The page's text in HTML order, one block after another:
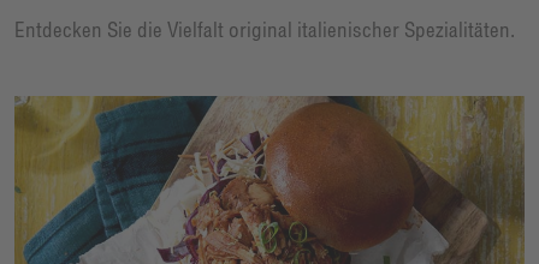
Entdecken Sie die Vielfalt original italienischer Spezialitäten.